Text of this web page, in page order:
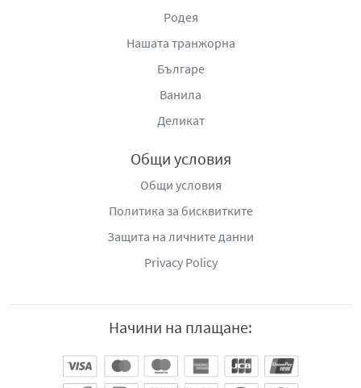
Родея
Нашата транжорна
Българе
Ванила
Деликат
Общи условия
Общи условия
Политика за бисквитките
Защита на личните данни
Privacy Policy
Начини на плащане: